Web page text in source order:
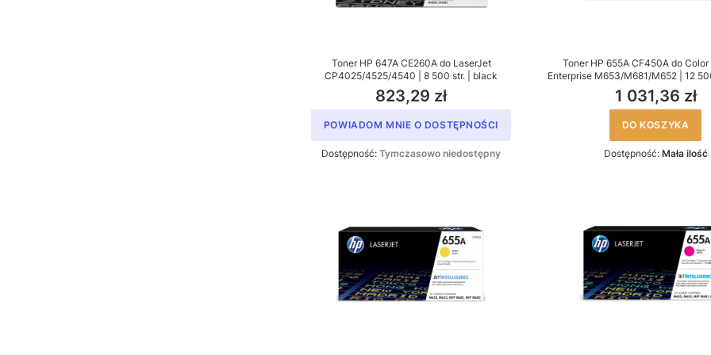
Toner HP 647A CE260A do LaserJet
CP4025/4525/4540 | 8 500 str. | black
823,29 zł
POWIADOM MNIE O DOSTĘPNOŚCI
Dostępność: Tymczasowo niedostępny
Toner HP 655A CF450A do
Enterprise M653/M681/M652 | 12
1 031,36 zł
DO KOSZYKA
Dostępność: Mała ilość